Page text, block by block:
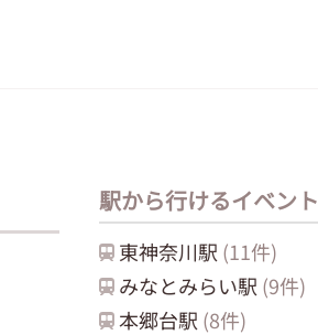
駅から行けるイベント
東神奈川駅 (11件)
みなとみらい駅 (9件)
本郷台駅 (8件)